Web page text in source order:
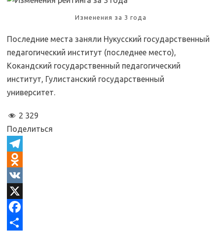
Изменения за 3 года
Последние места заняли Нукусский государственный
педагогический институт (последнее место),
Кокандский государственный педагогический
институт, Гулистанский государственный
университет.
2 329
Поделиться
T
e
e
g
O
d
n
o
V
KX
F